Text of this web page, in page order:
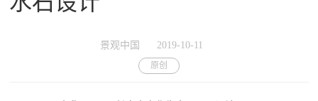
景观中国 2019-10-11
原创